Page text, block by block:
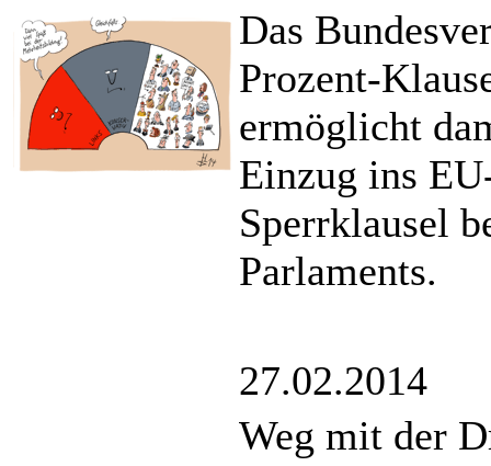
Das
Prozent-
ermöglicht
Einzug ins
Sperrklausel
Parlaments.
27.02.2014
Weg mit der